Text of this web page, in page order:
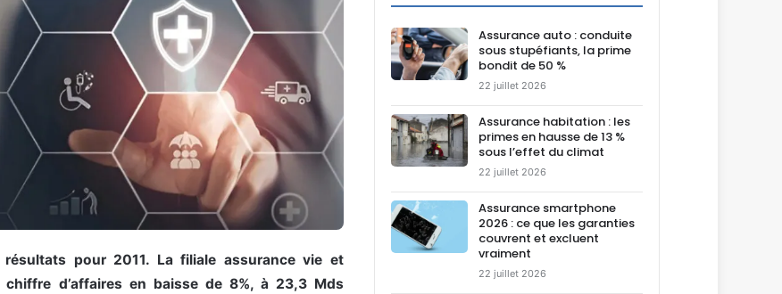
résultats pour 2011. La filiale assurance vie et
d’affaires en baisse de 8%, à 23,3 Mds
Assurance auto : conduite
sous stupéfiants, la prime
bondit de 50 %
22 juillet 2026
Assurance habitation : les
primes en hausse de 13 %
sous l’effet du climat
22 juillet 2026
Assurance smartphone
2026 : ce que les garanties
couvrent et excluent
vraiment
22 juillet 2026